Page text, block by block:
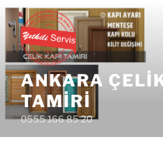
İçeriğe
geç
ANKARA
TAMIRI
0555 166 85 20